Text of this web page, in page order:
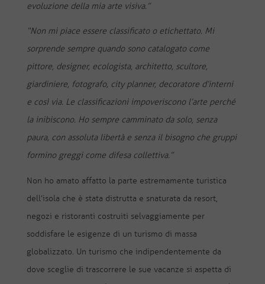
evoluzione della mia arte visiva.”
“Non mi piace essere classificato o etichettato. Mi
sorprende sempre quando sono catalogato come
pittore, designer, ecologista, architetto, scultore,
giardiniere, fotografo, city planner, decoratore d’interni
e così via. Le classificazioni impoveriscono l’arte perché
la inibiscono. Ho sempre camminato da solo, senza
paura, con assoluta libertà e senza il bisogno che gruppi
formino greggi come difesa collettiva.”
Non ho amato affatto la parte estremamente turistica
dell’isola che è stata distrutta e snaturata da resort,
negozi e ristoranti costruiti selvaggiamente per
soddisfare le esigenze di un turismo di massa
globalizzato. Un turismo che indipendentemente da
dove sceglie di trascorrere le sue vacanze si aspetta di